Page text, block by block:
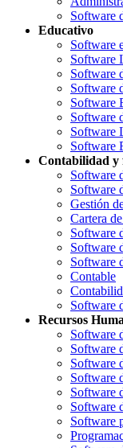
Software
Educativo
Software
Software
Software
Software
Software
Software
Software
Software
Contabilidad y
Software
Software
Gestión
Cartera
Software
Software
Software
Contable
Software
Recursos
Software
Software
Software
Software
Software
Software
Software